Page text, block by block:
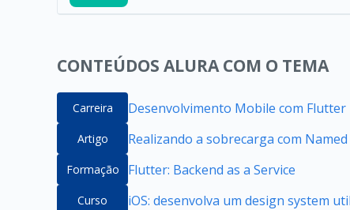
CONTEÚDOS ALURA COM O TEMA
Carreira Desenvolvimento Mobile com Flutter
Artigo Realizando a sobrecarga com
Formação Flutter: Backend as a Service
Curso iOS: desenvolva um design system